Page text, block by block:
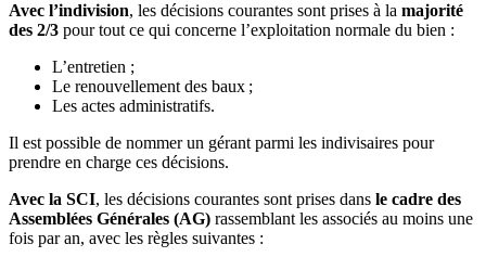
Avec l’indivision, les décisions courantes sont prises à la majorité
des 2/3 pour tout ce qui concerne l’exploitation normale du bien :
L’entretien ;
Le renouvellement des baux ;
Les actes administratifs.
Il est possible de nommer un gérant parmi les indivisaires pour
prendre en charge ces décisions.
Avec la SCI, les décisions courantes sont prises dans le cadre des
Assemblées Générales (AG) rassemblant les associés au moins une
fois par an, avec les règles suivantes :